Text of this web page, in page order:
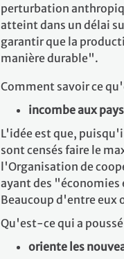
perturbation
atteint dans un délai
garantir que la
manière durable".
Comment savoir ce
incombe aux
L'idée est que,
sont censés faire le
l'Organisation de
ayant des "économies
Beaucoup d'entre eux
Qu'est-ce qui a poussé
oriente les